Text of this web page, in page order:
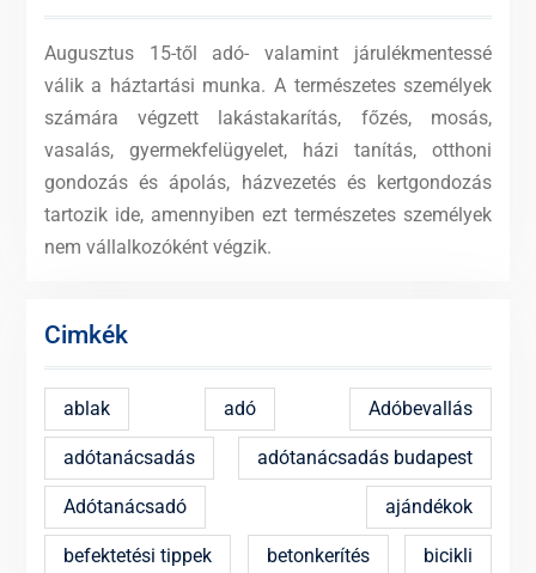
Augusztus 15-től adó- valamint járulékmentessé
válik a háztartási munka. A természetes személyek
számára végzett lakástakarítás, főzés, mosás,
vasalás, gyermekfelügyelet, házi tanítás, otthoni
gondozás és ápolás, házvezetés és kertgondozás
tartozik ide, amennyiben ezt természetes személyek
nem vállalkozóként végzik.
Cimkék
ablak adó Adóbevallás
adótanácsadás adótanácsadás budapest
Adótanácsadó ajándékok
befektetési tippek betonkerítés bicikli